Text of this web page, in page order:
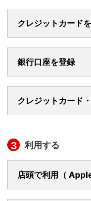
クレジットカード
銀行口座を登録
クレジットカード
3 利用する
店頭で利用（